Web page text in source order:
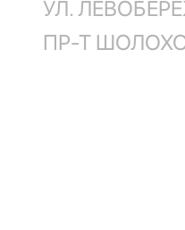
УЛ.
ПР-Т